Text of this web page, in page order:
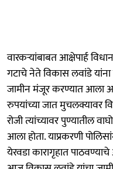
वारकऱ्यांबाबत आक्षेपार्ह
गटाचे नेते विकास लवांडे यांना
जामीन मंजूर करण्यात आला
रुपयांच्या जात मुचलक्यावर
रोजी त्यांच्यावर पुण्यातील
आला होता. याप्रकरणी
येरवडा कारागृहात